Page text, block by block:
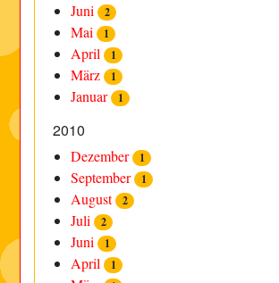
Juni 2
Mai 1
April 1
März 1
Januar 1
2010
Dezember 1
September 1
August 2
Juli 2
Juni 1
April 1